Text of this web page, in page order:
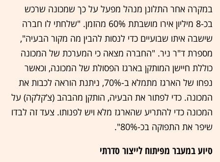
במקרה אחר התלונן מנהל מפעל על כך שמכונה שרכש
בכ-8 מיליון אירו מושבתת 60% מהזמן. "שלחתי לו חברה
שישבה איתו שבועיים כדי לנסות להבין מה מקור הבעיה",
מספרת ד"ר ניר. "החברה מצאה כי המערכת של המכונה
כוללת חיישן המותקן בארגז הפסולת של המכונה, וכאשר
נפחו של הארגז מתמלא ב-70%, ניתנת הוראה לכבות את
המכונה. כדי לפתור את הבעיה, הותקן מהבהב (צ’קלקה) על
המכונה כדי להתריע שהארגז מלא ויש לפנותו. צעד זה לבדו
שיפר את התפוקה בכ-80%".
סיוע במעבר מפיתוח לייצור סדרתי